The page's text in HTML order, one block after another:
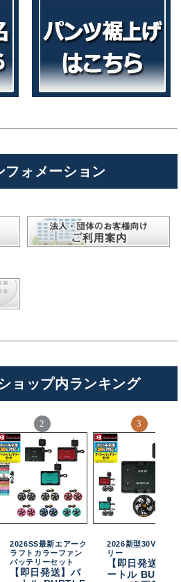
ォメーション
ョップ内ランキング
2026SS最新エアーク
ラフトカラーファン
バッテリーセット
【即日発送】バ
2026新型30Vバッテ
リー
【即日発送】バ
ートル